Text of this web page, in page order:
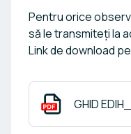
Pentru orice
să le transmiteți la
Link de download